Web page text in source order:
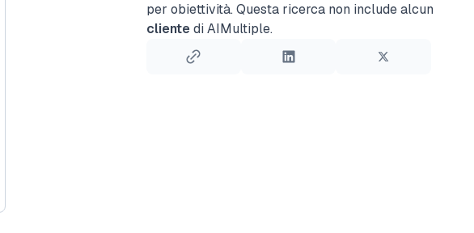
per obiettività. Questa ricerca non include alcun
cliente di AIMultiple.